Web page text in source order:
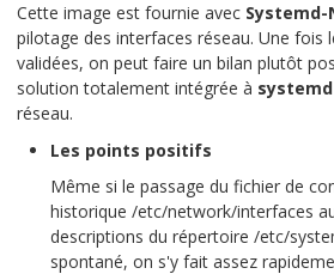
Cette image est fournie avec
pilotage des interfaces réseau. Une fois
validées, on peut faire un bilan plutôt
solution totalement intégrée à systemd
réseau.
Les points positifs
Même si le passage du fichier de
historique /etc/network/interfaces
descriptions du répertoire /etc/
spontané, on s'y fait assez